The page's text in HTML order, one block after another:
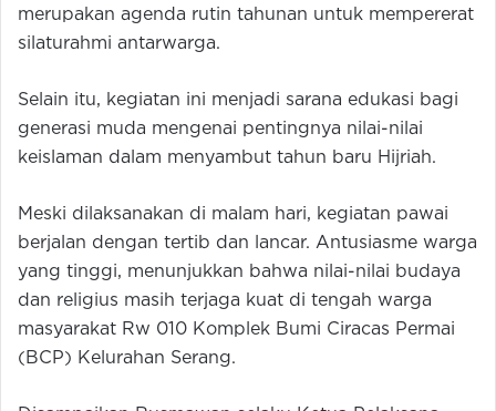
merupakan agenda rutin tahunan untuk mempererat
silaturahmi antarwarga.
Selain itu, kegiatan ini menjadi sarana edukasi bagi
generasi muda mengenai pentingnya nilai-nilai
keislaman dalam menyambut tahun baru Hijriah.
Meski dilaksanakan di malam hari, kegiatan pawai
berjalan dengan tertib dan lancar. Antusiasme warga
yang tinggi, menunjukkan bahwa nilai-nilai budaya
dan religius masih terjaga kuat di tengah warga
masyarakat Rw 010 Komplek Bumi Ciracas Permai
(BCP) Kelurahan Serang.